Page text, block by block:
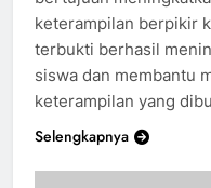
bertujuan
keterampilan berpikir
terbukti berhasil
siswa dan membantu